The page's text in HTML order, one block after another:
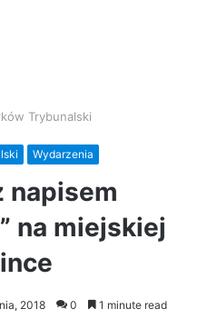
Trybunalski
Wydarzenia
napisem
na miejskiej
2018 0 1 minute read